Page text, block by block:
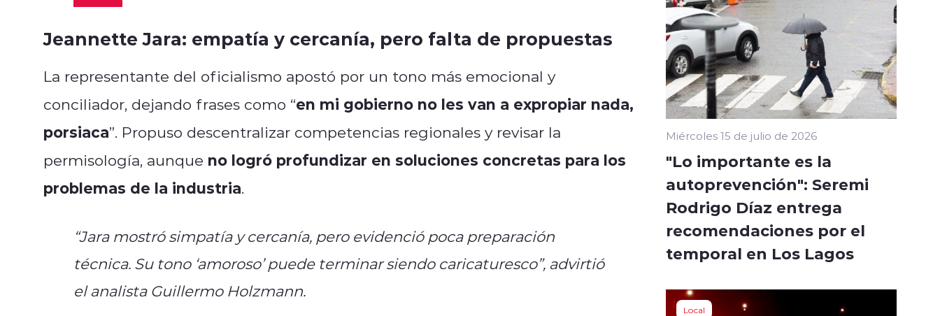
Jeannette Jara: empatía y cercanía, pero falta de propuestas
La representante del oficialismo apostó por un tono más emocional y
conciliador, dejando frases como “en mi gobierno no les van a expropiar nada,
porsiaca”. Propuso descentralizar competencias regionales y revisar la
permisología, aunque no logró profundizar en soluciones concretas para los
problemas de la industria.
“Jara mostró simpatía y cercanía, pero evidenció poca preparación
técnica. Su tono ‘amoroso’ puede terminar siendo caricaturesco”, advirtió
el analista Guillermo Holzmann.
Miércoles 15 de julio de 2026
"Lo importante es la
autoprevención": Seremi
Rodrigo Díaz entrega
recomendaciones por el
temporal en Los Lagos
Local